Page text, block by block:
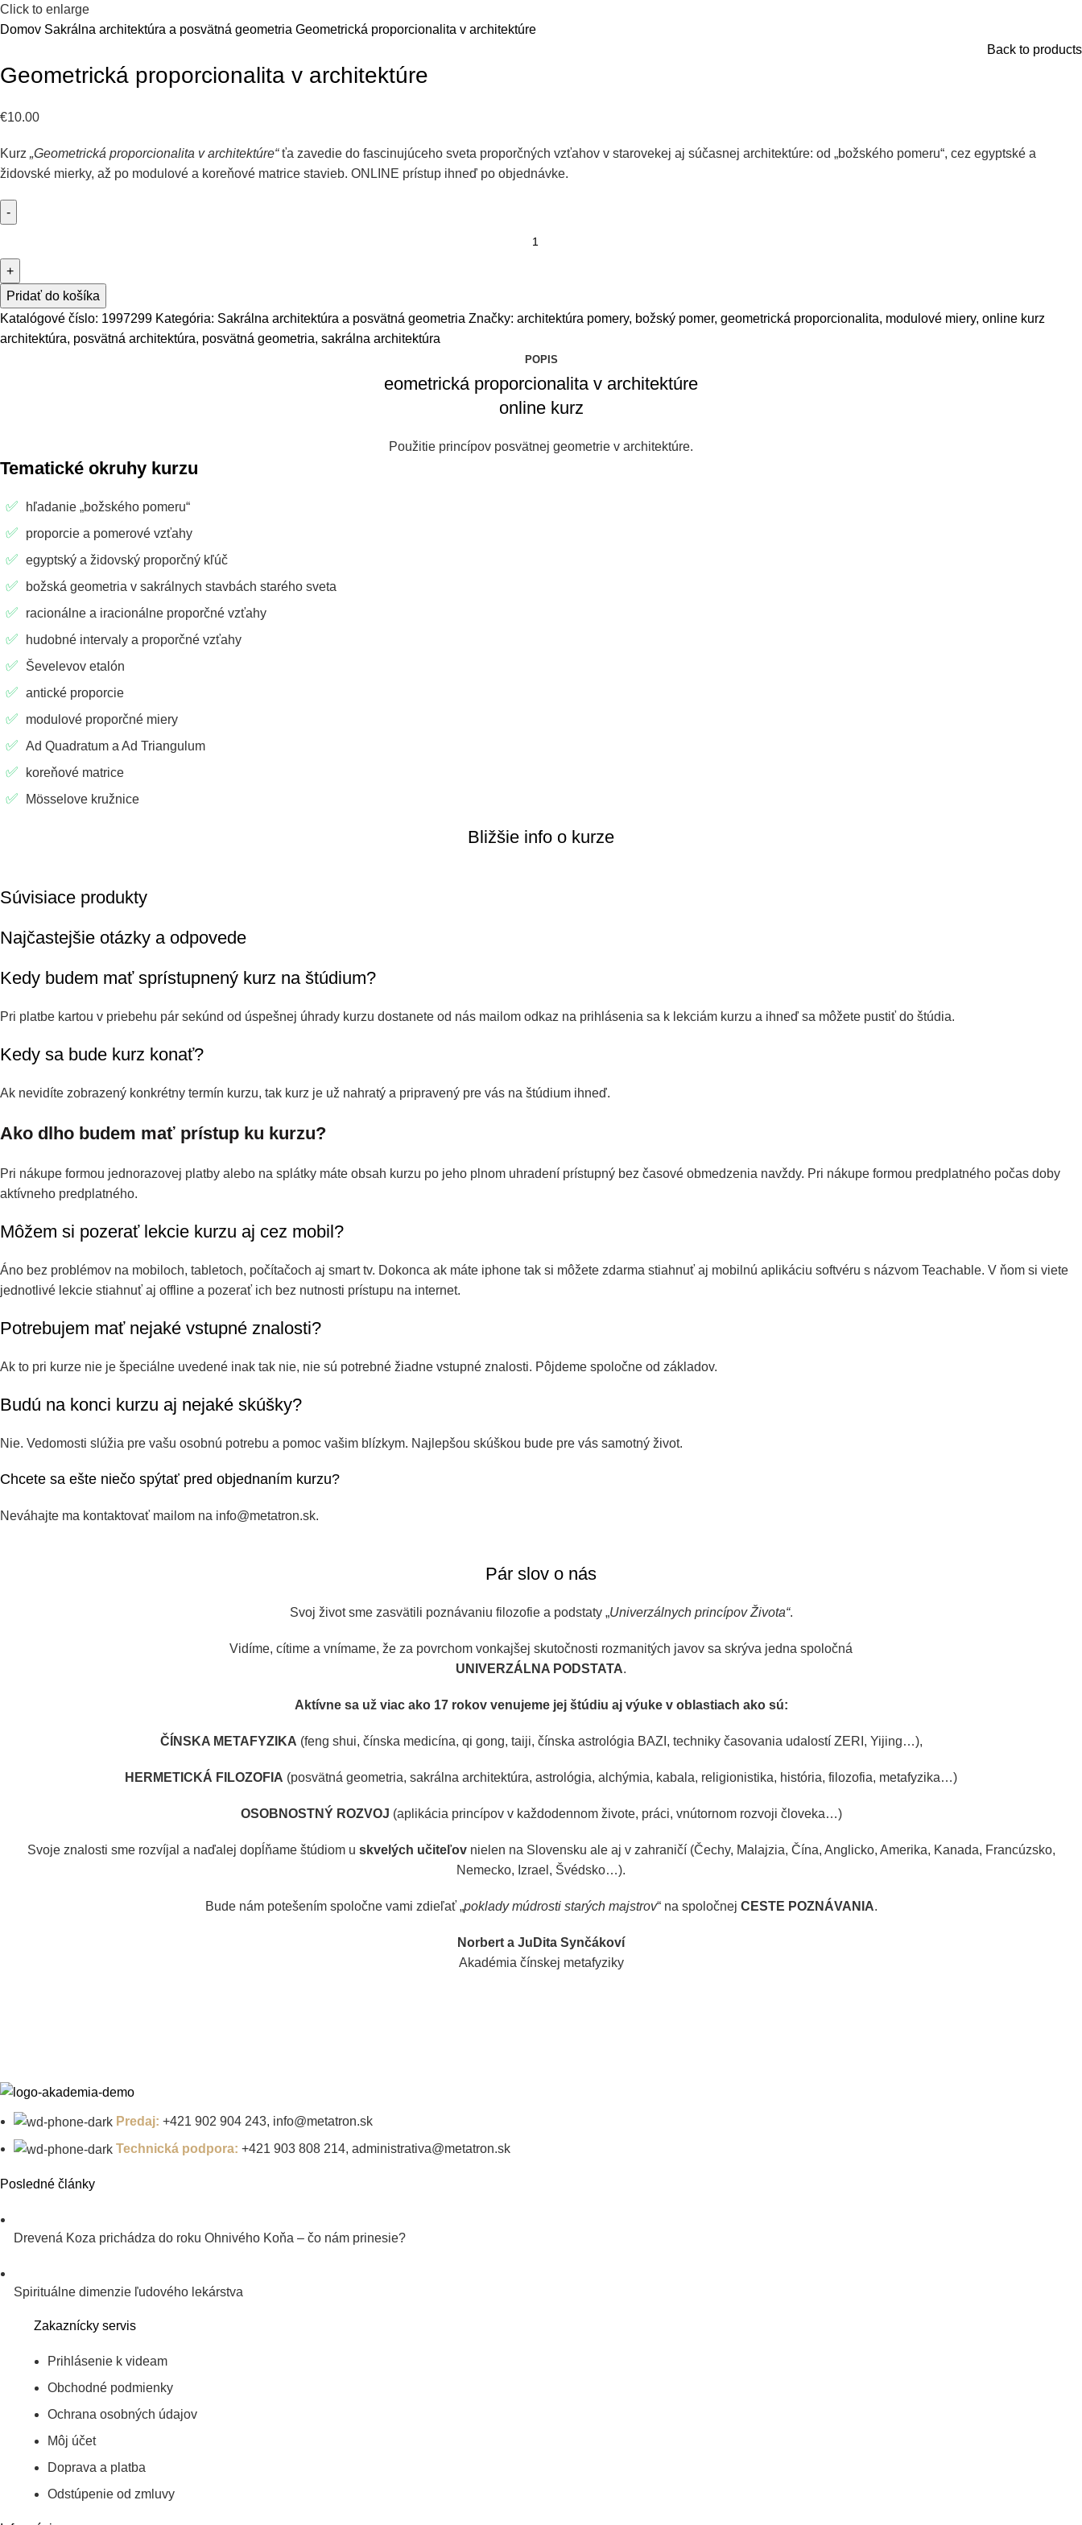
Click to enlarge
Domov Sakrálna architektúra a posvätná geometria Geometrická proporcionalita v architektúre
Back to products
Geometrická proporcionalita v architektúre
€10.00
Kurz „Geometrická proporcionalita v architektúre“ťa zavedie do fascinujúceho sveta proporčných vzťahov v starovekej aj súčasnej architektúre: od „božského pomeru“, cez egyptské a
židovské mierky, až po modulové a koreňové matrice stavieb. ONLINE prístup ihneď po objednávke.
Pridať do košíka
Katalógové číslo: 1997299 Kategória: Sakrálna architektúra a posvätná geometria Značky: architektúra pomery, božský pomer, geometrická proporcionalita, modulové miery, online kurz
architektúra, posvätná architektúra, posvätná geometria, sakrálna architektúra
POPIS
eometrická proporcionalita v architektúre
online kurz
Použitie princípov posvätnej geometrie v architektúre.
Tematické okruhy kurzu
hľadanie „božského pomeru“
proporcie a pomerové vzťahy
egyptský a židovský proporčný kľúč
božská geometria v sakrálnych stavbách starého sveta
racionálne a iracionálne proporčné vzťahy
hudobné intervaly a proporčné vzťahy
Ševelevov etalón
antické proporcie
modulové proporčné miery
Ad Quadratum a Ad Triangulum
koreňové matrice
Mӧsselove kružnice
Bližšie info o kurze
Súvisiace produkty
Najčastejšie otázky a odpovede
Kedy budem mať sprístupnený kurz na štúdium?
Pri platbe kartou v priebehu pár sekúnd od úspešnej úhrady kurzu dostanete od nás mailom odkaz na prihlásenia sa k lekciám kurzu a ihneď sa môžete pustiť do štúdia.
Kedy sa bude kurz konať?
Ak nevidíte zobrazený konkrétny termín kurzu, tak kurz je už nahratý a pripravený pre vás na štúdium ihneď.
Ako dlho budem mať prístup ku kurzu?
Pri nákupe formou jednorazovej platby alebo na splátky máte obsah kurzu po jeho plnom uhradení prístupný bez časové obmedzenia navždy. Pri nákupe formou predplatného počas doby
aktívneho predplatného.
Môžem si pozerať lekcie kurzu aj cez mobil?
Áno bez problémov na mobiloch, tabletoch, počítačoch aj smart tv. Dokonca ak máte iphone tak si môžete zdarma stiahnuť aj mobilnú aplikáciu softvéru s názvom Teachable. V ňom si viete
jednotlivé lekcie stiahnuť aj offline a pozerať ich bez nutnosti prístupu na internet.
Potrebujem mať nejaké vstupné znalosti?
Ak to pri kurze nie je špeciálne uvedené inak tak nie, nie sú potrebné žiadne vstupné znalosti. Pôjdeme spoločne od základov.
Budú na konci kurzu aj nejaké skúšky?
Nie. Vedomosti slúžia pre vašu osobnú potrebu a pomoc vašim blízkym. Najlepšou skúškou bude pre vás samotný život.
Chcete sa ešte niečo spýtať pred objednaním kurzu?
Neváhajte ma kontaktovať mailom na info@metatron.sk.
Pár slov o nás
Svoj život sme zasvätili poznávaniu filozofie a podstaty „Univerzálnych princípov Života“.
Vidíme, cítime a vnímame, že za povrchom vonkajšej skutočnosti rozmanitých javov sa skrýva jedna spoločná
UNIVERZÁLNA PODSTATA.
Aktívne sa už viac ako 17 rokov venujeme jej štúdiu aj výuke v oblastiach ako sú:
ČÍNSKA METAFYZIKA (feng shui, čínska medicína, qi gong, taiji, čínska astrológia BAZI, techniky časovania udalostí ZERI, Yijing…),
HERMETICKÁ FILOZOFIA (posvätná geometria, sakrálna architektúra, astrológia, alchýmia, kabala, religionistika, história, filozofia, metafyzika…)
OSOBNOSTNÝ ROZVOJ (aplikácia princípov v každodennom živote, práci, vnútornom rozvoji človeka…)
Svoje znalosti sme rozvíjal a naďalej dopĺňame štúdiom u skvelých učiteľovnielen na Slovensku ale aj v zahraničí (Čechy, Malajzia, Čína, Anglicko, Amerika, Kanada, Francúzsko,
Nemecko, Izrael, Švédsko…).
Bude nám potešením spoločne vami zdieľať „poklady múdrosti starých majstrov“ na spoločnej CESTE POZNÁVANIA.
Norbert a JuDita Synčákoví
Akadémia čínskej metafyziky
Predaj: +421 902 904 243, info@metatron.sk
Technická podpora: +421 903 808 214, administrativa@metatron.sk
Posledné články
Drevená Koza prichádza do roku Ohnivého Koňa – čo nám prinesie?
Spirituálne dimenzie ľudového lekárstva
Zakaznícky servis
Prihlásenie k videam
Obchodné podmienky
Ochrana osobných údajov
Môj účet
Doprava a platba
Odstúpenie od zmluvy